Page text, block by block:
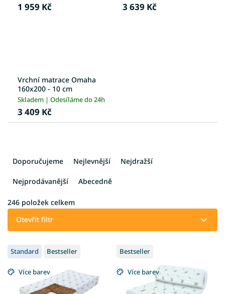
1 959 Kč 3 639 Kč
Vrchní matrace Omaha
160x200 - 10 cm
Skladem | Odesíláme do 24h
3 409 Kč
í
p
d
u
k
Doporučujeme Nejlevnější Nejdražší
Nejprodávanější Abecedně
246 položek celkem
Otevřít filtr
V
ý
p
i
Standard Bestseller
Více barev
Bestseller
Více barev